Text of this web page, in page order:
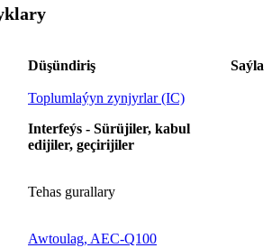
Düşündiriş Saýla
Toplumlaýyn zynjyrlar (IC)
Interfeýs - Sürüjiler, kabul
edijiler, geçirijiler
Tehas gurallary
Awtoulag, AEC-Q100